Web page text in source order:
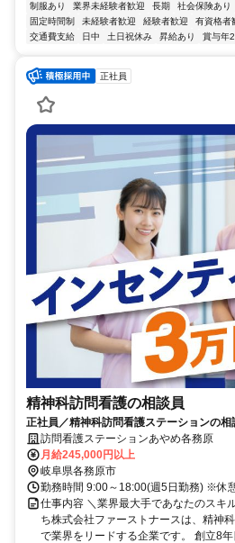
制服あり 業界未経験者歓迎 長期 社会保険あり
固定時間制
未経験者歓迎 経験者歓迎 有資格者
交通費支給
日中 土日祝休み 昇給あり 賞与年
正社員
精神科訪問看護の相談員
正社員／精神科訪問看護ステーションの
給・賞与あり／インセンティブあり
訪問看護ステーションあやめ各務原
月給245,000円以上
岐阜県各務原市
勤務時間 9:00～18:00(週5日勤務) ※休
仕事内容 ＼業界最大手であなたのスキ
ち株式会社ファーストナースは、精神
で業界をリードする企業です。 創立8